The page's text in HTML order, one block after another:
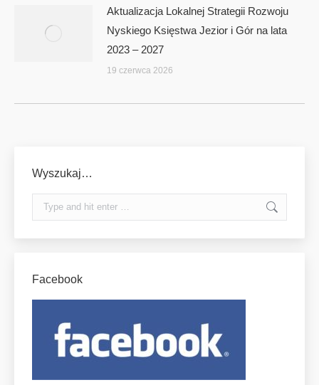
Aktualizacja Lokalnej Strategii Rozwoju
Nyskiego Księstwa Jezior i Gór na lata
2023 – 2027
19 czerwca 2026
Wyszukaj…
Search:
Facebook